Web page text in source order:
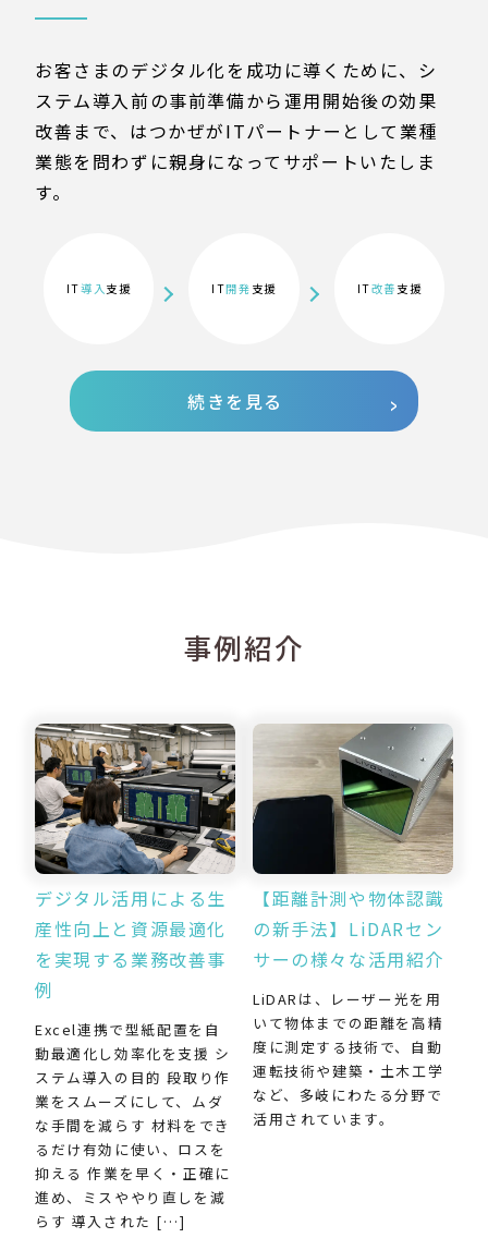
お客さまのデジタル化を成功に導くために、シ
ステム導入前の事前準備から運用開始後の効果
改善まで、はつかぜがITパートナーとして業種
業態を問わずに親身になってサポートいたしま
す。
IT導入 支援 IT開発 支援 IT改善 支援
続きを見る
事例紹介
デジタル活用による生
産性向上と資源最適化
を実現する業務改善事
例
Excel連携で型紙配置を自
動最適化し効率化を支援 シ
ステム導入の目的 段取り作
業をスムーズにして、ムダ
な手間を減らす 材料をでき
るだけ有効に使い、ロスを
抑える 作業を早く・正確に
進め、ミスややり直しを減
らす 導入された […]
【距離計測や物体認識
の新手法】LiDARセン
サーの様々な活用紹介
LiDARは、レーザー光を用
いて物体までの距離を高精
度に測定する技術で、自動
運転技術や建築・土木工学
など、多岐にわたる分野で
活用されています。